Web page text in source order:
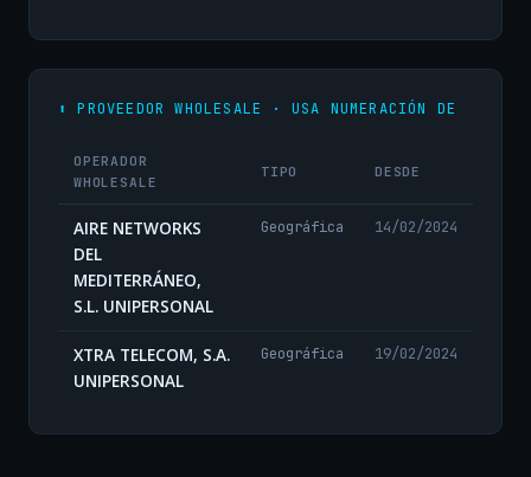
⬆️ PROVEEDOR WHOLESALE · USA NUMERACIÓN DE
OPERADOR
WHOLESALE
TIPO DESDE
AIRE NETWORKS
DEL
MEDITERRÁNEO,
S.L. UNIPERSONAL
Geográfica 14/02/2024
XTRA TELECOM, S.A.
UNIPERSONAL
Geográfica 19/02/2024